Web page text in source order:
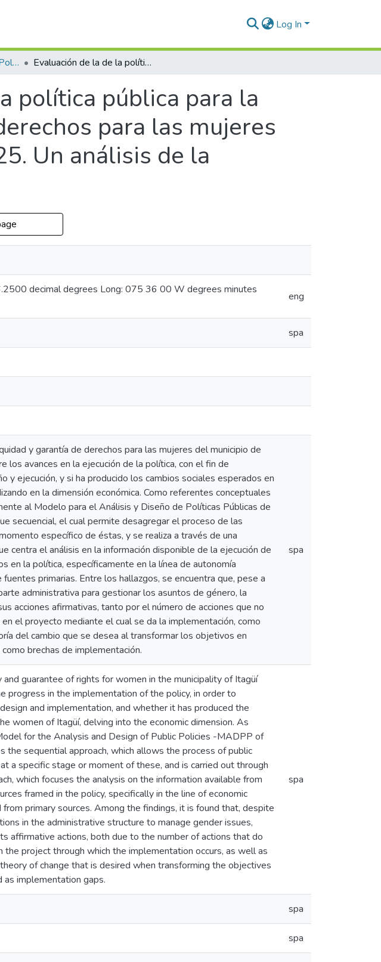
Log In
Maestría en Gobierno y Políticas Públicas (tesis) Evaluación de la de la política pública para la inclusión, equidad y garantía de derechos para las mujeres del municipio de Itagüí 2015-2025. Un análisis de la dimensión económica
política pública para la
para las mujeres
Un análisis de la
decimal degrees Long: 075 36 00 W degrees minutes
eng
spa
y garantía de derechos para las mujeres del municipio de
avances en la ejecución de la política, con el fin de
y ejecución, y si ha producido los cambios sociales esperados en
en la dimensión económica. Como referentes conceptuales
al Modelo para el Análisis y Diseño de Políticas Públicas de
secuencial, el cual permite desagregar el proceso de las
específico de éstas, y se realiza a través de una
centra el análisis en la información disponible de la ejecución de
en la política, específicamente en la línea de autonomía
primarias. Entre los hallazgos, se encuentra que, pese a
administrativa para gestionar los asuntos de género, la
acciones afirmativas, tanto por el número de acciones que no
el proyecto mediante el cual se da la implementación, como
del cambio que se desea al transformar los objetivos en
brechas de implementación.
spa
guarantee of rights for women in the municipality of Itagüí
in the implementation of the policy, in order to
and implementation, and whether it has produced the
women of Itagüí, delving into the economic dimension. As
for the Analysis and Design of Public Policies -MADPP of
the sequential approach, which allows the process of public
a specific stage or moment of these, and is carried out through
which focuses the analysis on the information available from
framed in the policy, specifically in the line of economic
primary sources. Among the findings, it is found that, despite
in the administrative structure to manage gender issues,
affirmative actions, both due to the number of actions that do
the project through which the implementation occurs, as well as
of change that is desired when transforming the objectives
implementation gaps.
spa
spa
spa